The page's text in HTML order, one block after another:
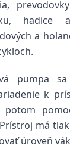
hadice
a
pumpa
k
potom
má
úroveň